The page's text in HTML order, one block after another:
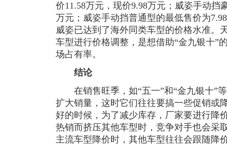
价11.58万元，现价9.98万元；威姿手动挡
万元；威姿手动挡普通型的最低售价为
威姿已达到了海外同类车型的价格水准。
车型进行价格调整，是想借助“金九银十”
场占有率。
结论
在销售旺季，如“五一”和“金九银十”
扩大销量，这时它们往往要搞一些促销或
好的时候，为了减少库存，厂家要进行降
热销而挤压其他车型时，竞争对手也会采
主流车型降价时，其他车型往往会跟随降